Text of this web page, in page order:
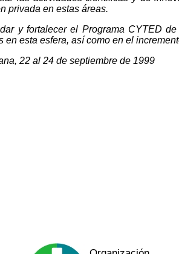
privada en estas áreas.
y fortalecer el Programa CYTED
en esta esfera, así como en el
22 al 24 de septiembre de 1999